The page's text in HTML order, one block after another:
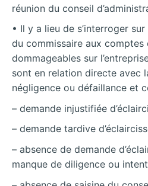
réunion du conseil
• Il y a lieu de s’interroger
du commissaire aux comptes
dommageables sur
sont en relation directe avec
négligence ou défaillance et
– demande injustifiée
– demande tardive
– absence de demande
manque de diligence ou